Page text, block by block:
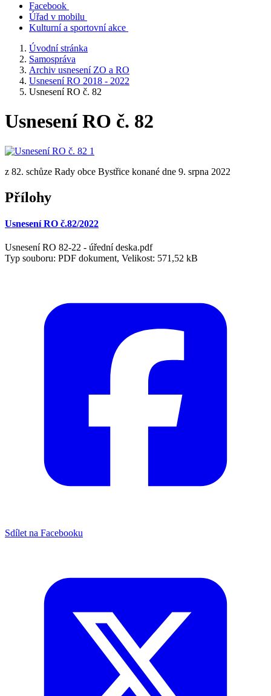
Facebook
Úřad v mobilu
Kulturní a sportovní akce
Úvodní stránka
Samospráva
Archiv usnesení ZO a RO
Usnesení RO 2018 - 2022
Usnesení RO č. 82
Usnesení RO č. 82
z 82. schůze Rady obce Bystřice konané dne 9. srpna 2022
Přílohy
Usnesení RO č.82/2022
Usnesení RO 82-22 - úřední deska.pdf
Typ souboru: PDF dokument, Velikost: 571,52 kB
Sdílet na Facebooku